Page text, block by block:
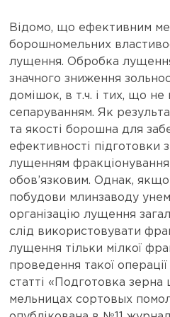
Відомо, що ефективним
борошномельних
лущення. Обробка
значного зниження
домішок, в т.ч. і тих, що
сепаруванням. Як
та якості борошна для
ефективності підготовки
лущенням
обов’язковим. Однак, якщо
побудови млинзаводу
організацію лущення
слід використовувати
лущення тільки мілкої
проведення такої
статті «Подготовка
мельницах сортовых